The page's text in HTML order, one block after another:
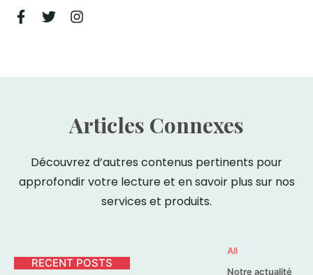
Articles Connexes
Découvrez d’autres contenus pertinents pour
approfondir votre lecture et en savoir plus sur nos
services et produits.
RECENT POSTS
All
Notre actualité